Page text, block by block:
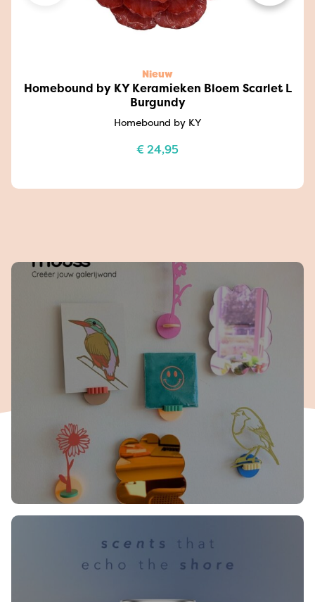
Nieuw
Homebound by KY Keramieken Bloem Scarlet L
Burgundy
Homebound by KY
€24,95